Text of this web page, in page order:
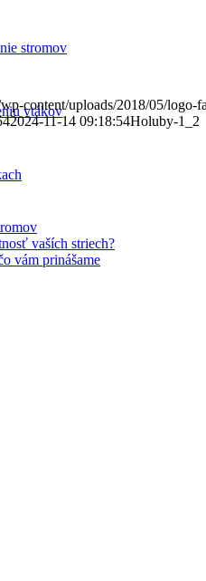
stromov
vtákov
content/uploads/2018/05/logo-
2024-11-14 09:18:54Holuby-1_2
vaších striech?
vám prinášame